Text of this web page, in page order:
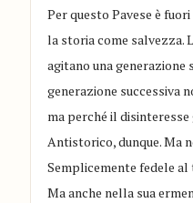
Per questo Pavese è
la storia come salvezza.
agitano una generazione
generazione successiva
ma perché il
Antistorico, dunque. Ma
Semplicemente fedele
Ma anche nella sua